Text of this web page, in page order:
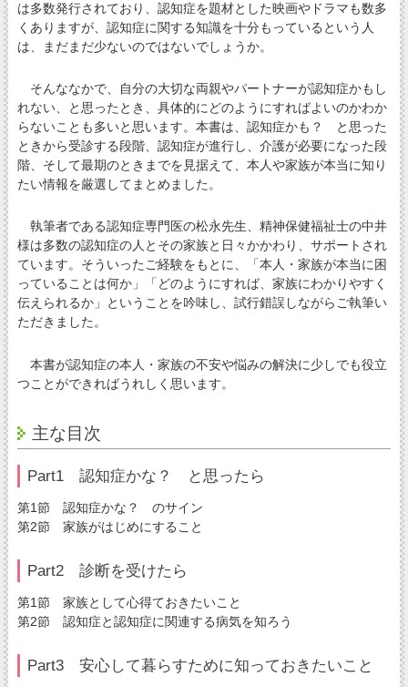
は多数発行されており、認知症を題材とした映画やドラマも数多
くありますが、認知症に関する知識を十分もっているという人
は、まだまだ少ないのではないでしょうか。
そんななかで、自分の大切な両親やパートナーが認知症かもし
れない、と思ったとき、具体的にどのようにすればよいのかわか
らないことも多いと思います。本書は、認知症かも？ と思った
ときから受診する段階、認知症が進行し、介護が必要になった段
階、そして最期のときまでを見据えて、本人や家族が本当に知り
たい情報を厳選してまとめました。
執筆者である認知症専門医の松永先生、精神保健福祉士の中井
様は多数の認知症の人とその家族と日々かかわり、サポートされ
ています。そういったご経験をもとに、「本人・家族が本当に困
っていることは何か」「どのようにすれば、家族にわかりやすく
伝えられるか」ということを吟味し、試行錯誤しながらご執筆い
ただきました。
本書が認知症の本人・家族の不安や悩みの解決に少しでも役立
つことができればうれしく思います。
主な目次
Part1 認知症かな？ と思ったら
第1節 認知症かな？ のサイン
第2節 家族がはじめにすること
Part2 診断を受けたら
第1節 家族として心得ておきたいこと
第2節 認知症と認知症に関連する病気を知ろう
Part3 安心して暮らすために知っておきたいこと